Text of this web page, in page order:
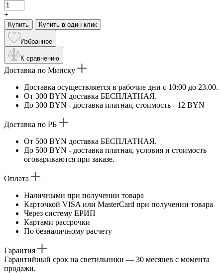
+
Купить Купить в один клик
Избранное
К сравнению
Доставка по Минску
Доставка осуществляется в рабочие дни с 10:00 до 23.00.
От 300 BYN доставка БЕСПЛАТНАЯ.
До 300 BYN - доставка платная, стоимость - 12 BYN
Доставка по РБ
От 500 BYN доставка БЕСПЛАТНАЯ.
До 500 BYN - доставка платная, условия и стоимость
оговариваются при заказе.
Оплата
Наличными при получении товара
Карточкой VISA или MasterCard при получении товара
Через систему ЕРИП
Картами рассрочки
По безналичному расчету
Гарантия
Гарантийный срок на светильники — 30 месяцев с момента
продажи.